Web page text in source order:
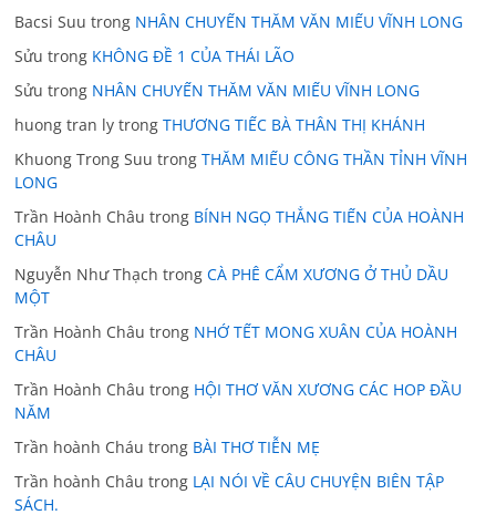
Bacsi Suu trong NHÂN CHUYẾN THĂM VĂN MIẾU VĨNH LONG
Sửu trong KHÔNG ĐỀ 1 CỦA THÁI LÃO
Sửu trong NHÂN CHUYẾN THĂM VĂN MIẾU VĨNH LONG
huong tran ly trongTHƯƠNG TIẾC BÀ THÂN THỊ KHÁNH
Khuong Trong Suu trongTHĂM MIẾU CÔNG THẦN TỈNH VĨNH
LONG
Trần Hoành Châu trong BÍNH NGỌ THẲNG TIẾN CỦA HOÀNH
CHÂU
Nguyễn Như Thạch trongCÀ PHÊ CẨM XƯƠNG Ở THỦ DẦU
MỘT
Trần Hoành Châu trong NHỚ TẾT MONG XUÂN CỦA HOÀNH
CHÂU
Trần Hoành Châu trong HỘI THƠ VĂN XƯƠNG CÁC HOP ĐẦU
NĂM
Trần hoành Cháu trong BÀI THƠ TIỄN MẸ
Trần hoành Châu trong LẠI NÓI VỀ CÂU CHUYỆN BIÊN TẬP
SÁCH.